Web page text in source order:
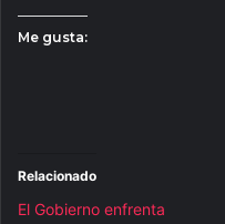
Me gusta:
Relacionado
El Gobierno enfrenta